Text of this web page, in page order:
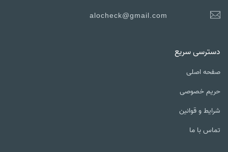
alocheck@gmail.com
دسترسی سریع
صفحه اصلی
حریم خصوصی
شرایط و قوانین
تماس با ما